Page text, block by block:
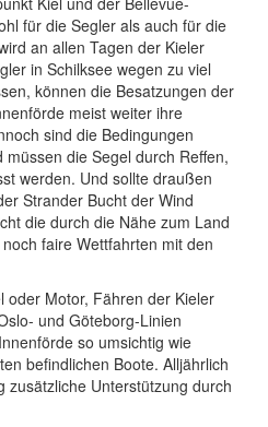
für die Segler als auch für die
an allen Tagen der Kieler
in Schilksee wegen zu viel
können die Besatzungen der
meist weiter ihre
sind die Bedingungen
die Segel durch Reffen,
werden. Und sollte draußen
Strander Bucht der Wind
die durch die Nähe zum Land
faire Wettfahrten mit den
oder Motor, Fähren der Kieler
und Göteborg-Linien
so umsichtig wie
befindlichen Boote. Alljährlich
zusätzliche Unterstützung durch